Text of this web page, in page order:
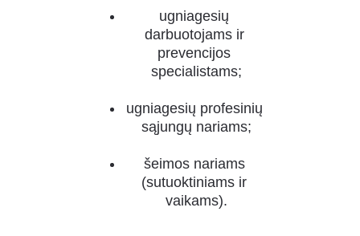
ugniagesių
darbuotojams ir
prevencijos
specialistams;
ugniagesių profesinių
sąjungų nariams;
šeimos nariams
(sutuoktiniams ir
vaikams).